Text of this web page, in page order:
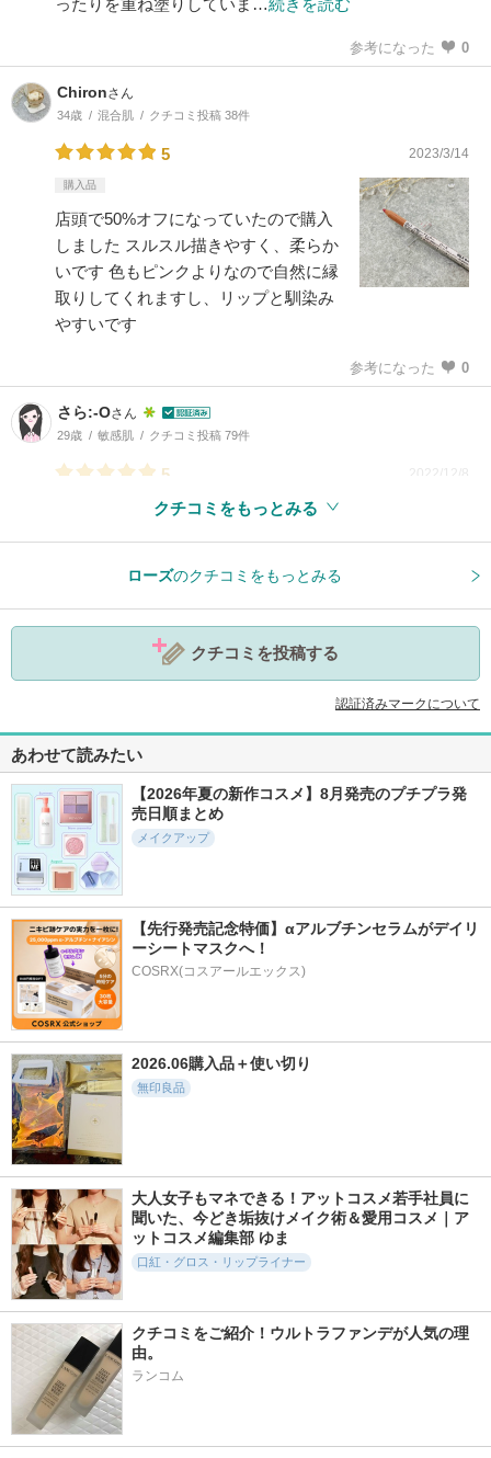
ったりを重ね塗りしていま…続きを読む
参考になった 0
Chironさん
34歳 混合肌 クチコミ投稿 38件
5 2023/3/14
購入品
店頭で50%オフになっていたので購入
しました スルスル描きやすく、柔らか
いです 色もピンクよりなので自然に縁
取りしてくれますし、リップと馴染み
やすいです
参考になった 0
さら:-Oさん
29歳 敏感肌 クチコミ投稿 79件
5 2022/12/8
クチコミをもっとみる
ローズのクチコミをもっとみる
クチコミを投稿する
認証済みマークについて
あわせて読みたい
【2026年夏の新作コスメ】8月発売のプチプラ発
売日順まとめ
メイクアップ
【先行発売記念特価】αアルブチンセラムがデイリ
ーシートマスクへ！
COSRX(コスアールエックス)
2026.06購入品＋使い切り
無印良品
大人女子もマネできる！アットコスメ若手社員に
聞いた、今どき垢抜けメイク術＆愛用コスメ｜ア
ットコスメ編集部 ゆま
口紅・グロス・リップライナー
クチコミをご紹介！ウルトラファンデが人気の理
由。
ランコム